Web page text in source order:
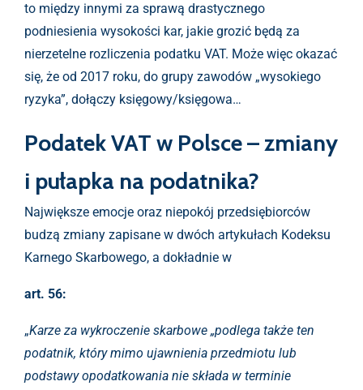
to między innymi za sprawą drastycznego
podniesienia wysokości kar, jakie grozić będą za
nierzetelne rozliczenia podatku VAT. Może więc okazać
się, że od 2017 roku, do grupy zawodów „wysokiego
ryzyka”, dołączy księgowy/księgowa…
Podatek VAT w Polsce – zmiany
i pułapka na podatnika?
Największe emocje oraz niepokój przedsiębiorców
budzą zmiany zapisane w dwóch artykułach Kodeksu
Karnego Skarbowego, a dokładnie w
art. 56:
„Karze za wykroczenie skarbowe „podlega także ten
podatnik, który mimo ujawnienia przedmiotu lub
podstawy opodatkowania nie składa w terminie